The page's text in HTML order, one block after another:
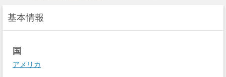
基本情報
国
アメリカ